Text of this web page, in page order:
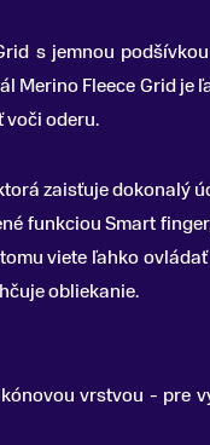
s jemnou
Merino Fleece Grid je
voči oderu.
zaisťuje dokonalý
funkciou Smart
viete ľahko
obliekanie.
vrstvou - pre